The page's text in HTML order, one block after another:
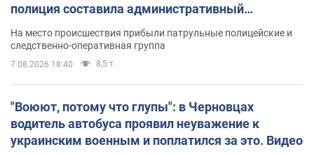
полиция составила административный
На место происшествия прибыли патрульные полицейские и
следственно-оперативная группа
7.08.2026 18:40 8,5 т.
"Воюют, потому что глупы": в Черновцах
водитель автобуса проявил неуважение к
украинским военным и поплатился за это. Видео